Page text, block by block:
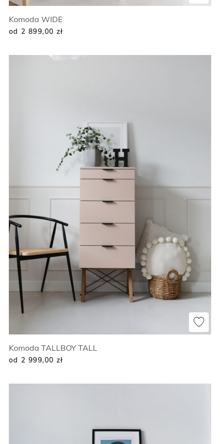
Komoda WIDE
od 2 899,00 zł
Komoda TALLBOY TALL
od 2 999,00 zł